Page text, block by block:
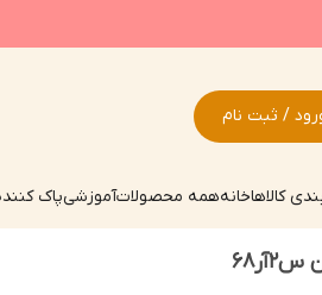
/ ثبت نام
کالاهاخانههمه محصولاتآموزشیپاک